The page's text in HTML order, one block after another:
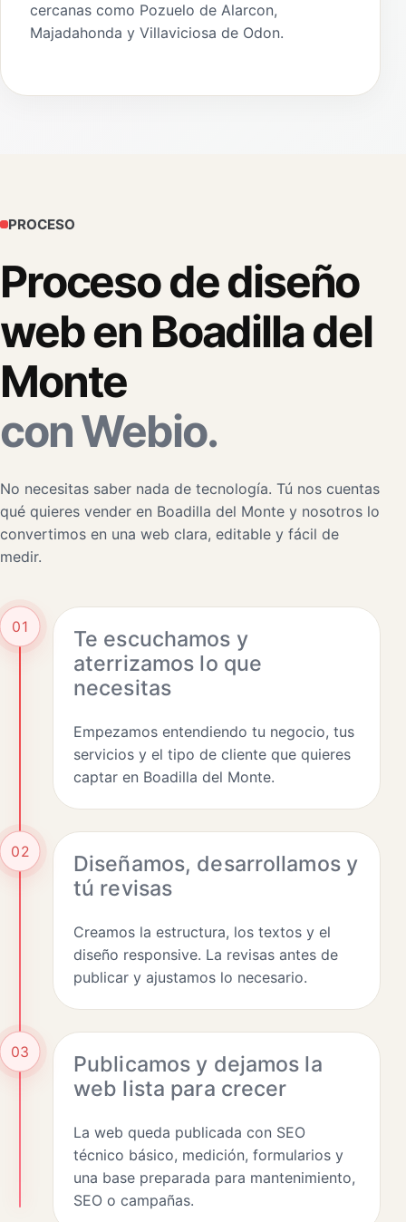
cercanas como Pozuelo de Alarcon,
Majadahonda y Villaviciosa de Odon.
PROCESO
Proceso de diseño
web en Boadilla del
Monte
con Webio.
No necesitas saber nada de tecnología. Tú nos cuentas
qué quieres vender en Boadilla del Monte y nosotros lo
convertimos en una web clara, editable y fácil de
medir.
01
Te escuchamos y
aterrizamos lo que
necesitas
Empezamos entendiendo tu negocio, tus
servicios y el tipo de cliente que quieres
captar en Boadilla del Monte.
02
Diseñamos, desarrollamos y
tú revisas
Creamos la estructura, los textos y el
diseño responsive. La revisas antes de
publicar y ajustamos lo necesario.
03
Publicamos y dejamos la
web lista para crecer
La web queda publicada con SEO
técnico básico, medición, formularios y
una base preparada para mantenimiento,
SEO o campañas.